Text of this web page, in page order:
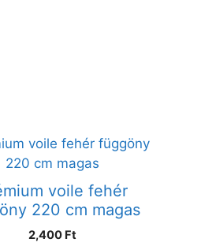
voile fehér
220 cm magas
2,400 Ft